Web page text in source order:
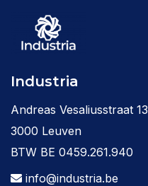
Industria
Andreas Vesaliusstraat 13
3000 Leuven
BTW BE 0459.261.940
info@industria.be